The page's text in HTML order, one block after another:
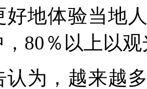
好地体验当地
80％以上以
，越来越多